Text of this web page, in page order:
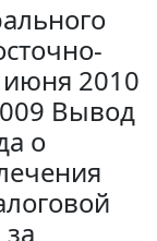
июня 2010
Вывод
о